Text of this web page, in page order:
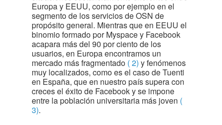
Europa y EEUU, como por ejemplo en el
segmento de los servicios de OSN de
propósito general. Mientras que en EEUU el
binomio formado por Myspace y Facebook
acapara más del 90 por ciento de los
usuarios, en Europa encontramos un
mercado más fragmentado ( 2) y fenómenos
muy localizados, como es el caso de Tuenti
en España, que en nuestro país supera con
creces el éxito de Facebook y se impone
entre la población universitaria más joven (
3).